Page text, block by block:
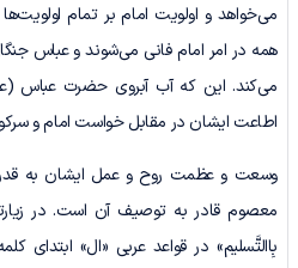
می‌خواهد و اولویت امام بر تمام
همه در امر امام فانی می‌شوند و عباس
می‌کند. این که آب آبروی حضرت عباس
اطاعت ایشان در مقابل خواست امام و
وسعت و عظمت روح و عمل ایشان به
معصوم قادر به توصیف آن است. در
بِاالتَّسلیم» در قواعد عربی «ال»